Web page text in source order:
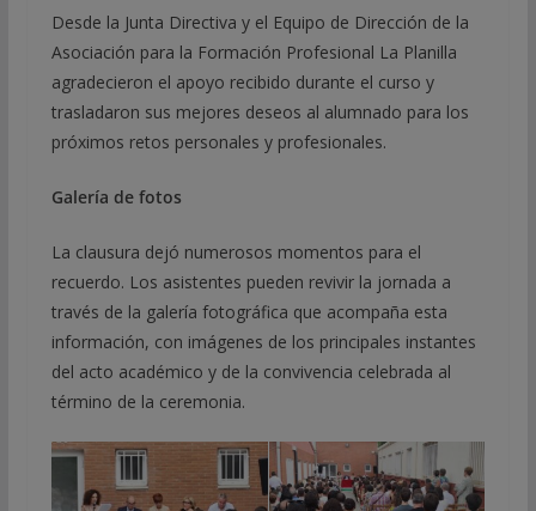
Desde la Junta Directiva y el Equipo de Dirección de la
Asociación para la Formación Profesional La Planilla
agradecieron el apoyo recibido durante el curso y
trasladaron sus mejores deseos al alumnado para los
próximos retos personales y profesionales.
Galería de fotos
La clausura dejó numerosos momentos para el
recuerdo. Los asistentes pueden revivir la jornada a
través de la galería fotográfica que acompaña esta
información, con imágenes de los principales instantes
del acto académico y de la convivencia celebrada al
término de la ceremonia.